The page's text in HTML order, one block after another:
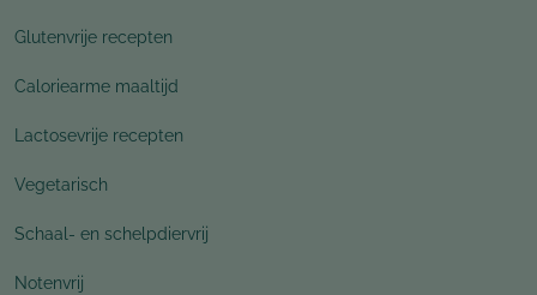
Glutenvrije recepten
Caloriearme maaltijd
Lactosevrije recepten
Vegetarisch
Schaal- en schelpdiervrij
Notenvrij